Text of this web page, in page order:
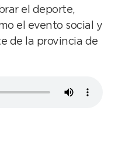
el deporte,
el evento social y
de la provincia de